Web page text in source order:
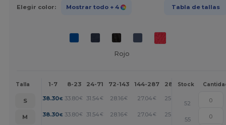
Elegir color: Mostrar todo + 4 Tabla de tallas
Rojo
Talla 1-7 8-23 24-71 72-143 144-287 288 + Más
Stock
S 38.30€ 33.80€ 31.54€ 28.16€ 27.04€ 25.91 +
52
M
38.30€ 33.80€ 31.54€ 28.16€ 27.04€ 25.91 +
55